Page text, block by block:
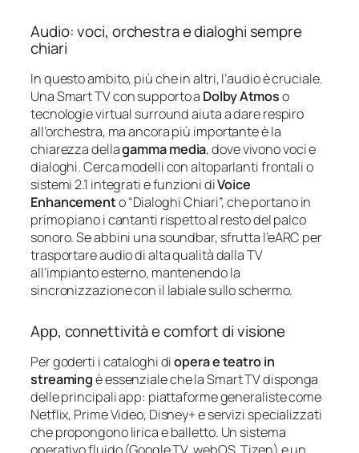
Audio: voci, orchestra e dialoghi sempre
chiari
In questo ambito, più che in altri, l’audio è cruciale.
Una Smart TV con supporto a Dolby Atmoso
tecnologie virtual surround aiuta a dare respiro
all’orchestra, ma ancora più importante è la
chiarezza dellagamma media, dove vivono voci e
dialoghi. Cerca modelli con altoparlanti frontali o
sistemi 2.1 integrati e funzioni diVoice
Enhancemento “Dialoghi Chiari”, che portano in
primo piano i cantanti rispetto al resto del palco
sonoro. Se abbini una soundbar, sfrutta l’eARC per
trasportare audio di alta qualità dalla TV
all’impianto esterno, mantenendo la
sincronizzazione con il labiale sullo schermo.
App, connettività e comfort di visione
Per goderti i cataloghi diopera e teatro in
streamingè essenziale che la Smart TV disponga
delle principali app: piattaforme generaliste come
Netflix, Prime Video, Disney+ e servizi specializzati
che propongono lirica e balletto. Un sistema